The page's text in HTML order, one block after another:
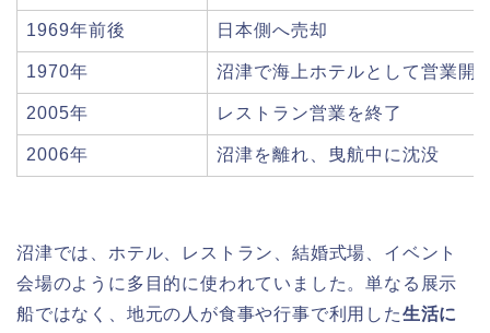
1969年前後 日本側へ売却
1970年 沼津で海上ホテルとして営業開
2005年 レストラン営業を終了
2006年 沼津を離れ、曳航中に沈没
沼津では、ホテル、レストラン、結婚式場、イベント
会場のように多目的に使われていました。単なる展示
船ではなく、地元の人が食事や行事で利用した生活に